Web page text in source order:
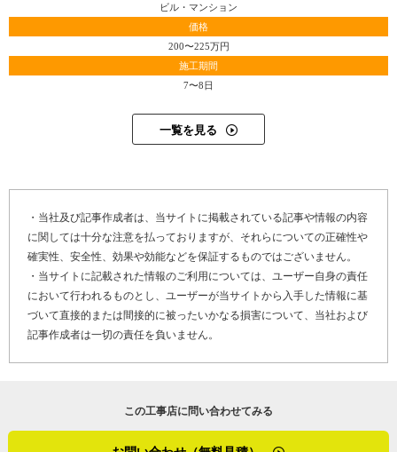
ビル・マンション
価格
200〜225万円
施工期間
7〜8日
一覧を見る
・当社及び記事作成者は、当サイトに掲載されている記事や情報の内容
に関しては十分な注意を払っておりますが、それらについての正確性や
確実性、安全性、効果や効能などを保証するものではございません。
・当サイトに記載された情報のご利用については、ユーザー自身の責任
において行われるものとし、ユーザーが当サイトから入手した情報に基
づいて直接的または間接的に被ったいかなる損害について、当社および
記事作成者は一切の責任を負いません。
この工事店に問い合わせてみる